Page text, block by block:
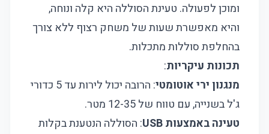
ומוכן לפעולה. טעינת הסוללה היא קלה ונוחה,
והיא מאפשרת שעות של משחק רצוף ללא צורך
בהחלפת סוללות מתכלות.
תכונות עיקריות:
מנגנון ירי אוטומטי
: הרובה יכול לירות עד 5 כדורי
ג'ל בשנייה, עם טווח של 12-35 מטר.
טעינה באמצעות USB
: הסוללה הנטענת בקלות